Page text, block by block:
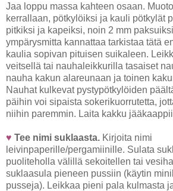
Jaa loppu massa kahteen osaan.
kerrallaan, pötkylöiksi ja kauli pötkylät
pitkiksi ja kapeiksi, noin 2 mm
ympärysmitta kannattaa tarkistaa tätä
kaulia sopivan pituisen suikaleen.
veitsellä tai nauhaleikkurilla tasaiset
nauha kakun alareunaan ja toinen
Nauhat kulkevat pystypötkylöiden
päihin voi sipaista sokerikuorrutetta,
niihin paremmin. Laita kakku
♥ Tee nimi suklaasta. Kirjoita nimi
leivinpaperille/pergamiinille. Sulata
puoliteholla välillä sekoitellen tai
suklaasula pieneen pussiin (käytin
pusseja). Leikkaa pieni pala kulmasta